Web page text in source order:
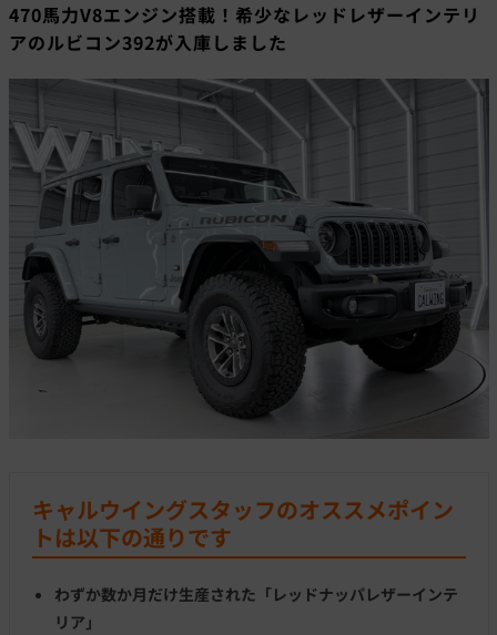
470馬力V8エンジン搭載！希少なレッドレザーインテリ
アのルビコン392が入庫しました
キャルウイングスタッフのオススメポイン
トは以下の通りです
わずか数か月だけ生産された「レッドナッパレザーインテ
リア」